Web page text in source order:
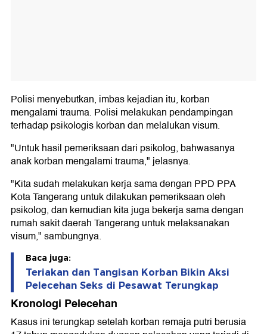
Polisi menyebutkan, imbas kejadian itu, korban
mengalami trauma. Polisi melakukan pendampingan
terhadap psikologis korban dan melalukan visum.
"Untuk hasil pemeriksaan dari psikolog, bahwasanya
anak korban mengalami trauma," jelasnya.
"Kita sudah melakukan kerja sama dengan PPD PPA
Kota Tangerang untuk dilakukan pemeriksaan oleh
psikolog, dan kemudian kita juga bekerja sama dengan
rumah sakit daerah Tangerang untuk melaksanakan
visum," sambungnya.
Baca juga:
Teriakan dan Tangisan Korban Bikin Aksi
Pelecehan Seks di Pesawat Terungkap
Kronologi Pelecehan
Kasus ini terungkap setelah korban remaja putri berusia